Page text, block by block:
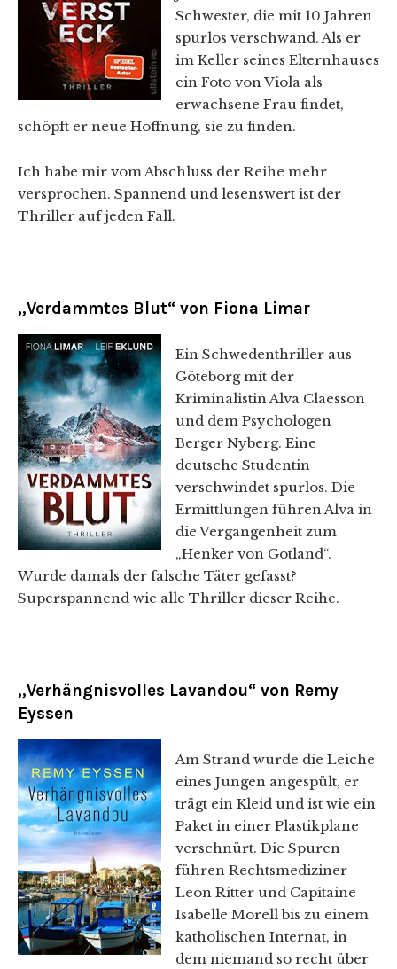
Schwester, die mit 10 Jahren
spurlos verschwand. Als er
im Keller seines Elternhauses
ein Foto von Viola als
erwachsene Frau findet,
schöpft er neue Hoffnung, sie zu finden.
Ich habe mir vom Abschluss der Reihe mehr
versprochen. Spannend und lesenswert ist der
Thriller auf jeden Fall.
„Verdammtes Blut“ von Fiona Limar
Ein Schwedenthriller aus
Göteborg mit der
Kriminalistin Alva Claesson
und dem Psychologen
Berger Nyberg. Eine
deutsche Studentin
verschwindet spurlos. Die
Ermittlungen führen Alva in
die Vergangenheit zum
„Henker von Gotland“.
Wurde damals der falsche Täter gefasst?
Superspannend wie alle Thriller dieser Reihe.
„Verhängnisvolles Lavandou“ von Remy
Eyssen
Am Strand wurde die Leiche
eines Jungen angespült, er
trägt ein Kleid und ist wie ein
Paket in einer Plastikplane
verschnürt. Die Spuren
führen Rechtsmediziner
Leon Ritter und Capitaine
Isabelle Morell bis zu einem
katholischen Internat, in
dem niemand so recht über